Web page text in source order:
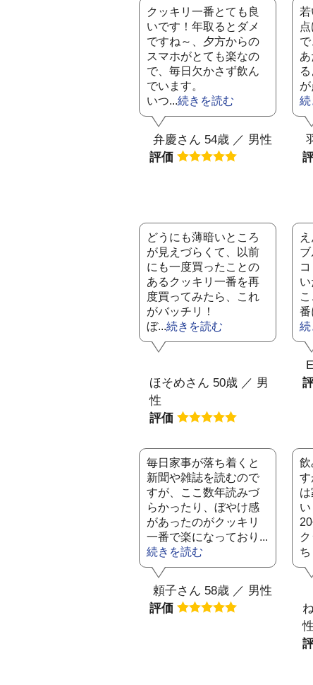
クッキリ一番とても良
いです！年取るとダメ
ですね～、夕方からの
スマホがとても楽なの
で、毎日欠かさず飲ん
でいます。
いつ...続きを読む
弁慶さん 54歳 ／ 男性
評価
続
どうにも薄暗いところ
が見えづらくて、以前
にも一度買ったことの
あるクッキリ一番を再
度買ってみたら、これ
がバッチリ！
ぼ...続きを読む
ほそめさん 50歳 ／ 男
性
評価
い
番
続
毎日家事が落ち着くと
新聞や雑誌を読むので
すが、ここ数年読みづ
らかったり、ぼやけ感
があったのがクッキリ
一番で楽になっており...
続きを読む
頼子さん 58歳 ／ 男性
評価
い
性